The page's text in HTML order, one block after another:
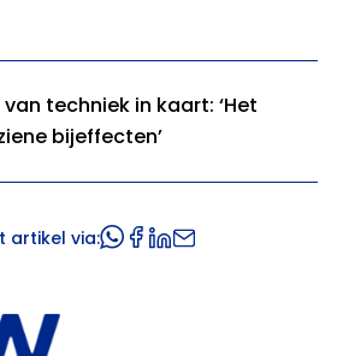
techniek in kaart: ‘Het
bijeffecten’
artikel via: